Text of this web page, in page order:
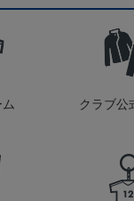
クラブ公